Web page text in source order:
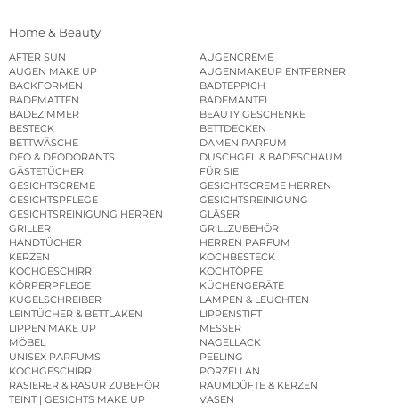
Home & Beauty
AFTER SUN
AUGENCREME
AUGEN MAKE UP
AUGENMAKEUP ENTFERNER
BACKFORMEN
BADTEPPICH
BADEMATTEN
BADEMÄNTEL
BADEZIMMER
BEAUTY GESCHENKE
BESTECK
BETTDECKEN
BETTWÄSCHE
DAMEN PARFUM
DEO & DEODORANTS
DUSCHGEL & BADESCHAUM
GÄSTETÜCHER
FÜR SIE
GESICHTSCREME
GESICHTSCREME HERREN
GESICHTSPFLEGE
GESICHTSREINIGUNG
GESICHTSREINIGUNG HERREN
GLÄSER
GRILLER
GRILLZUBEHÖR
HANDTÜCHER
HERREN PARFUM
KERZEN
KOCHBESTECK
KOCHGESCHIRR
KOCHTÖPFE
KÖRPERPFLEGE
KÜCHENGERÄTE
KUGELSCHREIBER
LAMPEN & LEUCHTEN
LEINTÜCHER & BETTLAKEN
LIPPENSTIFT
LIPPEN MAKE UP
MESSER
MÖBEL
NAGELLACK
UNISEX PARFUMS
PEELING
KOCHGESCHIRR
PORZELLAN
RASIERER & RASUR ZUBEHÖR
RAUMDÜFTE & KERZEN
TEINT | GESICHTS MAKE UP
VASEN